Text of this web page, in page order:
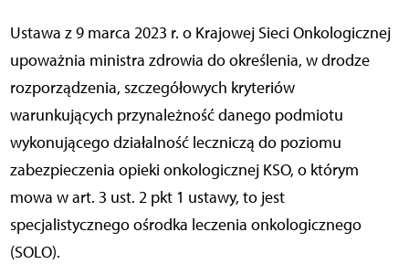
Ustawa z 9 marca 2023 r. o Krajowej Sieci Onkologicznej
upoważnia ministra zdrowia do określenia, w drodze
rozporządzenia, szczegółowych kryteriów
warunkujących przynależność danego podmiotu
wykonującego działalność leczniczą do poziomu
zabezpieczenia opieki onkologicznej KSO, o którym
mowa w art. 3 ust. 2 pkt 1 ustawy, to jest
specjalistycznego ośrodka leczenia onkologicznego
(SOLO).